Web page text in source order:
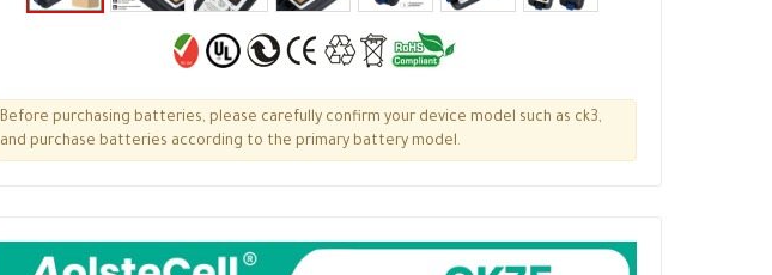
Before purchasing batteries, please carefully confirm your device model such as ck3,
and purchase batteries according to the primary battery model.